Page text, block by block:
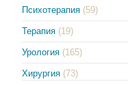
Психотерапия (59)
Терапия (19)
Урология (165)
Хирургия (73)